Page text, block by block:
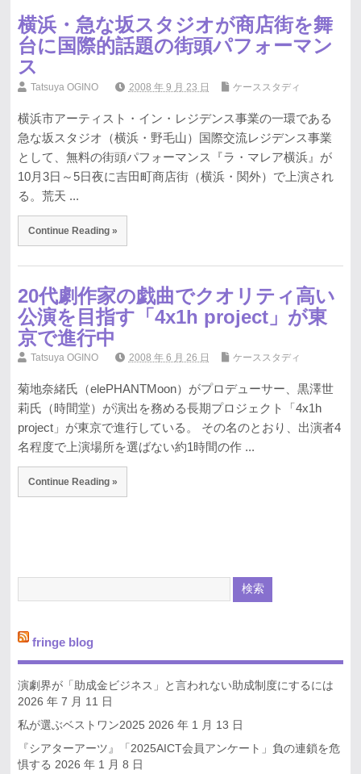
横浜・急な坂スタジオが商店街を舞
台に国際的話題の街頭パフォーマン
ス
Tatsuya OGINO 2008 年 9 月 23 日 ケーススタディ
横浜市アーティスト・イン・レジデンス事業の一環である
急な坂スタジオ（横浜・野毛山）国際交流レジデンス事業
として、無料の街頭パフォーマンス『ラ・マレア横浜』が
10月3日～5日夜に吉田町商店街（横浜・関外）で上演され
る。荒天 ...
Continue Reading »
20代劇作家の戯曲でクオリティ高い
公演を目指す「4x1h project」が東
京で進行中
Tatsuya OGINO 2008 年 6 月 26 日 ケーススタディ
菊地奈緒氏（elePHANTMoon）がプロデューサー、黒澤世
莉氏（時間堂）が演出を務める長期プロジェクト「4x1h
project」が東京で進行している。 その名のとおり、出演者4
名程度で上演場所を選ばない約1時間の作 ...
Continue Reading »
fringe blog
演劇界が「助成金ビジネス」と言われない助成制度にするには
2026 年 7 月 11 日
私が選ぶベストワン2025 2026 年 1 月 13 日
『シアターアーツ』「2025AICT会員アンケート」負の連鎖を危
惧する 2026 年 1 月 8 日